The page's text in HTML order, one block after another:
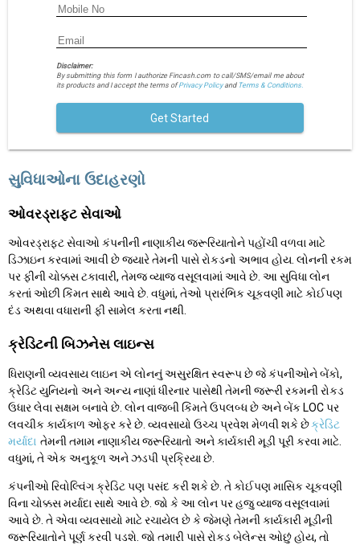
Disclaimer:
By submitting this form I authorize Fincash.com to call/SMS/email me about
its products and I accept the terms ofPrivacy Policyand Terms & Conditions.
Get Started
સુવિધાઓના ઉદાહરણો
ઓવરડ્રાફ્ટ સેવાઓ
ઓવરડ્રાફ્ટ સેવાઓ કંપનીની નાણાકીય જરૂરિયાતોને પહોંચી વળવા માટે
ડિઝાઇન કરવામાં આવી છે જ્યારે તેમની પાસે રોકડનો અભાવ હોય. લોનની રકમ
પર ફીની ચોક્કસ ટકાવારી, તેમજ વ્યાજ વસૂલવામાં આવે છે. આ સુવિધા લોન
કરતાં ઓછી કિંમત સાથે આવે છે. વધુમાં, તેઓ પ્રારંભિક ચૂકવણી માટે કોઈપણ
દંડ અથવા વધારાની ફી સામેલ કરતા નથી.
ક્રેડિટની બિઝનેસ લાઇન્સ
ધિરાણની વ્યવસાય લાઇન એ લોનનું અસુરક્ષિત સ્વરૂપ છે જે કંપનીઓને બેંકો,
ક્રેડિટ યુનિયનો અને અન્ય નાણાં ધીરનાર પાસેથી તેમની જરૂરી રકમની રોકડ
ઉધાર લેવા સક્ષમ બનાવે છે. લોન વાજબી કિંમતે ઉપલબ્ધ છે અને બેંક LOC પર
લવચીક કાર્યકાળ ઓફર કરે છે. વ્યવસાયો ઉચ્ચ પ્રવેશ મેળવી શકે છેક્રેડિટ
મર્યાદા તેમની તમામ નાણાકીય જરૂરિયાતો અને કાર્યકારી મૂડી પૂરી કરવા માટે.
વધુમાં, તે એક અનુકૂળ અને ઝડપી પ્રક્રિયા છે.
કંપનીઓ રિવોલ્વિંગ ક્રેડિટ પણ પસંદ કરી શકે છે. તે કોઈપણ માસિક ચૂકવણી
વિના ચોક્કસ મર્યાદા સાથે આવે છે. જો કે આ લોન પર હજુ વ્યાજ વસૂલવામાં
આવે છે. તે એવા વ્યવસાયો માટે રચાયેલ છે કે જેમણે તેમની કાર્યકારી મૂડીની
જરૂરિયાતોને પૂર્ણ કરવી પડશે. જો તમારી પાસે રોકડ બેલેન્સ ઓછું હોય, તો